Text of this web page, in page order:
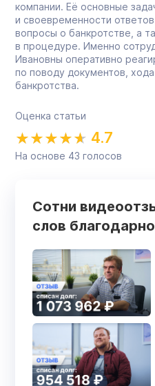
компании. Её основные
и своевременности
вопросы о банкротстве, а
в процедуре. Именно
Ивановны оперативно
по поводу документов,
банкротства.
Оценка статьи
4.7
На основе 43 голосов
Сотни
слов